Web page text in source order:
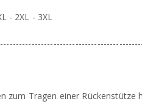
- 2XL - 3XL
zum Tragen einer